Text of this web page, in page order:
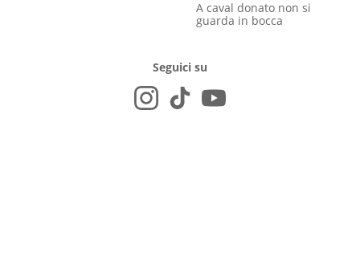
A caval donato non si
guarda in bocca
Seguici su